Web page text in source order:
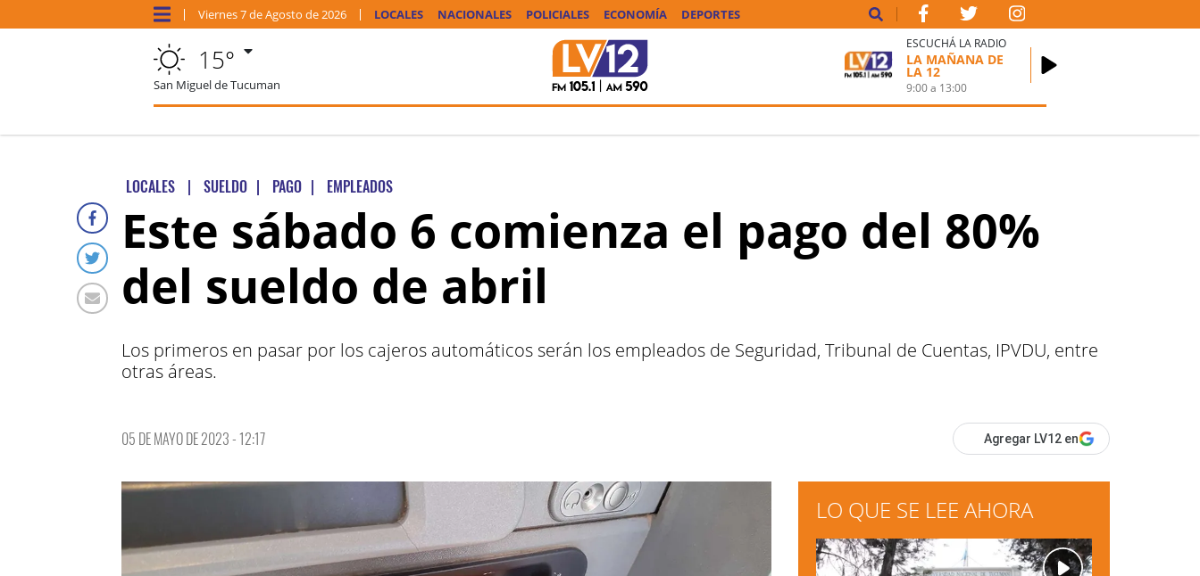
Viernes7 deAgosto de 2026 LOCALES NACIONALES POLICIALES ECONOMÍA DEPORTES
15°
San Miguel de Tucuman
ESCUCHÁ LA RADIO
LA MAÑANA DE
LA 12
9:00a 13:00
LOCALES | SUELDO | PAGO | EMPLEADOS
Este sábado 6 comienza el pago del 80%
del sueldo de abril
Los primeros en pasar por los cajeros automáticos serán los empleados de Seguridad, Tribunal de Cuentas, IPVDU, entre
otras áreas.
05 DE MAYO DE 2023 - 12:17 Agregar LV12 en
LO QUE SE LEE AHORA